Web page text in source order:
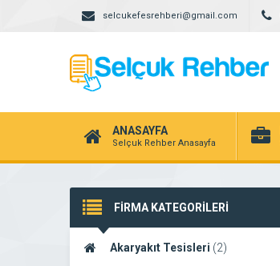
selcukefesrehberi@gmail.com
ANASAYFA
Selçuk Rehber Anasayfa
FİRMA KATEGORİLERİ
Akaryakıt Tesisleri (2)